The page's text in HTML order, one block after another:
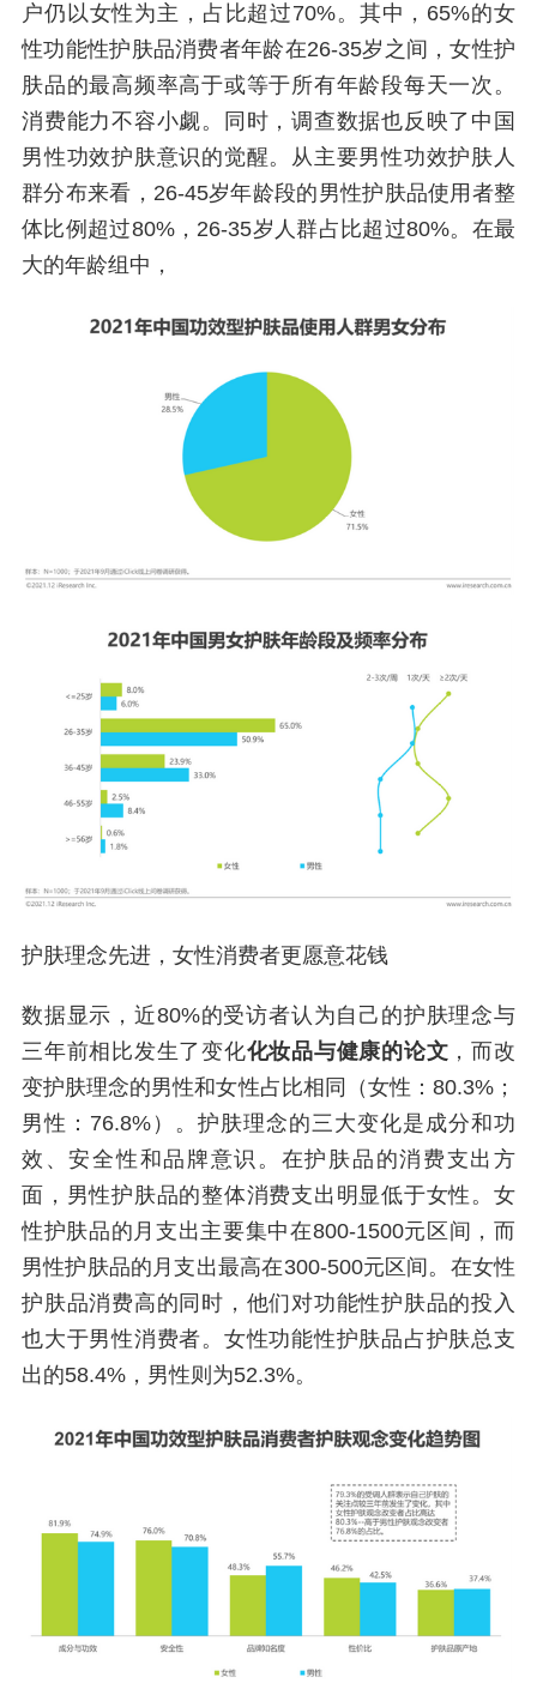
户仍以女性为主，占比超过70%。其中，65%的女
性功能性护肤品消费者年龄在26-35岁之间，女性护
肤品的最高频率高于或等于所有年龄段每天一次。
消费能力不容小觑。同时，调查数据也反映了中国
男性功效护肤意识的觉醒。从主要男性功效护肤人
群分布来看，26-45岁年龄段的男性护肤品使用者整
体比例超过80%，26-35岁人群占比超过80%。在最
大的年龄组中，
护肤理念先进，女性消费者更愿意花钱
数据显示，近80%的受访者认为自己的护肤理念与
三年前相比发生了变化化妆品与健康的论文 ，而改
变护肤理念的男性和女性占比相同（女性：80.3%；
男性：76.8%）。护肤理念的三大变化是成分和功
效、安全性和品牌意识。在护肤品的消费支出方
面，男性护肤品的整体消费支出明显低于女性。女
性护肤品的月支出主要集中在800-1500元区间，而
男性护肤品的月支出最高在300-500元区间。在女性
护肤品消费高的同时，他们对功能性护肤品的投入
也大于男性消费者。女性功能性护肤品占护肤总支
出的58.4%，男性则为52.3%。